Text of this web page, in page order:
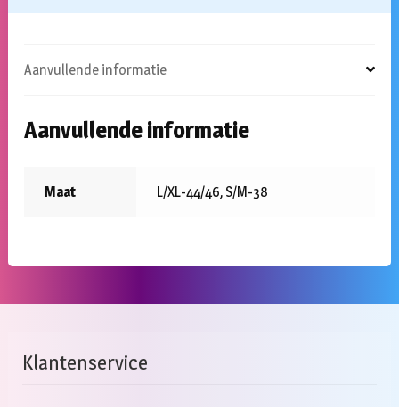
Aanvullende informatie
Aanvullende informatie
Maat L/XL-44/46, S/M-38
Klantenservice